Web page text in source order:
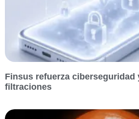
Finsus refuerza ciberseguridad
filtraciones